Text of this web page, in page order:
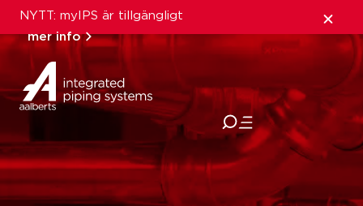
NYTT: myIPS är tillgängligt
mer info
stäng